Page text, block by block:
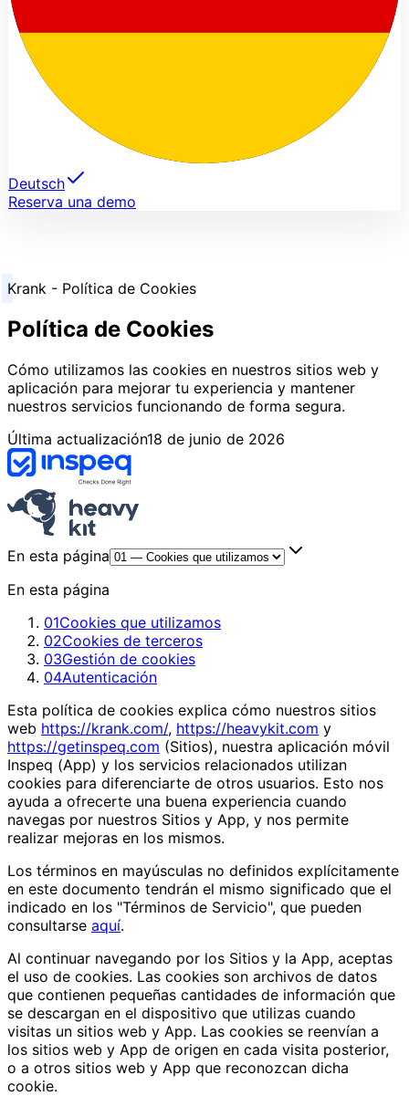
Deutsch
Reserva una demo
Krank - Política de Cookies
Política de Cookies
Cómo utilizamos las cookies en nuestros sitios web y
aplicación para mejorar tu experiencia y mantener
nuestros servicios funcionando de forma segura.
Última actualización18 de junio de 2026
En esta página
En esta página
01Cookies que utilizamos
02Cookies de terceros
03Gestión de cookies
04Autenticación
Esta política de cookies explica cómo nuestros sitios
web https://krank.com/, https://heavykit.com y
https://getinspeq.com (Sitios), nuestra aplicación móvil
Inspeq (App) y los servicios relacionados utilizan
cookies para diferenciarte de otros usuarios. Esto nos
ayuda a ofrecerte una buena experiencia cuando
navegas por nuestros Sitios y App, y nos permite
realizar mejoras en los mismos.
Los términos en mayúsculas no definidos explícitamente
en este documento tendrán el mismo significado que el
indicado en los "Términos de Servicio", que pueden
consultarse aquí.
Al continuar navegando por los Sitios y la App, aceptas
el uso de cookies. Las cookies son archivos de datos
que contienen pequeñas cantidades de información que
se descargan en el dispositivo que utilizas cuando
visitas un sitios web y App. Las cookies se reenvían a
los sitios web y App de origen en cada visita posterior,
o a otros sitios web y App que reconozcan dicha
cookie.